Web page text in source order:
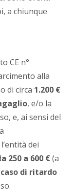
a chiunque
CE n°
alla
di circa 1.200 €
, e/o la
e, ai sensi del
dei
a 250 a 600 €(a
di ritardo